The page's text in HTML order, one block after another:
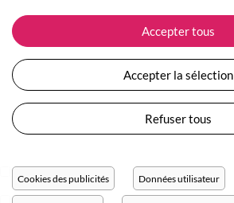
Nos engagements
Plan du site
Devenir revendeur
Collection Femme
Collection Enfants
Les Totebags
Nos différents thèmes
ASSISTANCE
Suivre ma commande
Expédition et livraison
Retour et remboursement
Moyens de paiement
Questions / Réponses
Conditions générales de vente
Protection des données personnelles
Réglage des cookies
Accepter tous
Accepter la sélection
Refuser tous
Cookies des publicités Données utilisateur